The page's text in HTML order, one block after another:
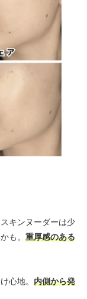
キンヌーダーは少
も。 重厚感のある
心地。 内側から発